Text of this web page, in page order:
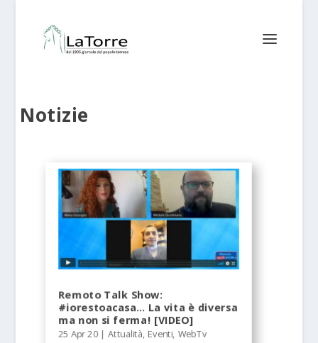
Notizie
Remoto Talk Show:
#iorestoacasa… La vita è diversa
ma non si ferma! [VIDEO]
25 Apr 20 |Attualità Eventi WebTv